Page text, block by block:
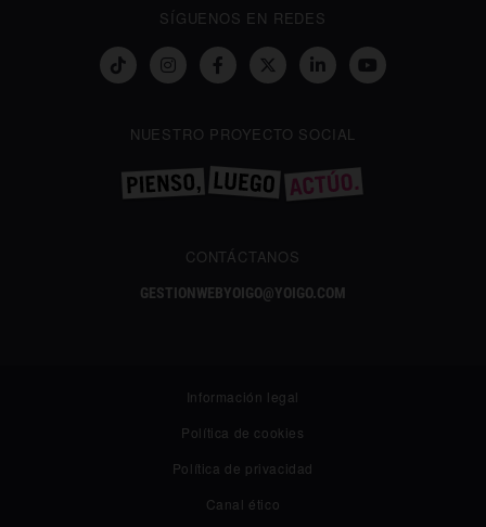
SÍGUENOS EN REDES
NUESTRO PROYECTO SOCIAL
CONTÁCTANOS
GESTIONWEBYOIGO@YOIGO.COM
Información legal
Política de cookies
Política de privacidad
Canal ético
¿Te gusta lo que lees?